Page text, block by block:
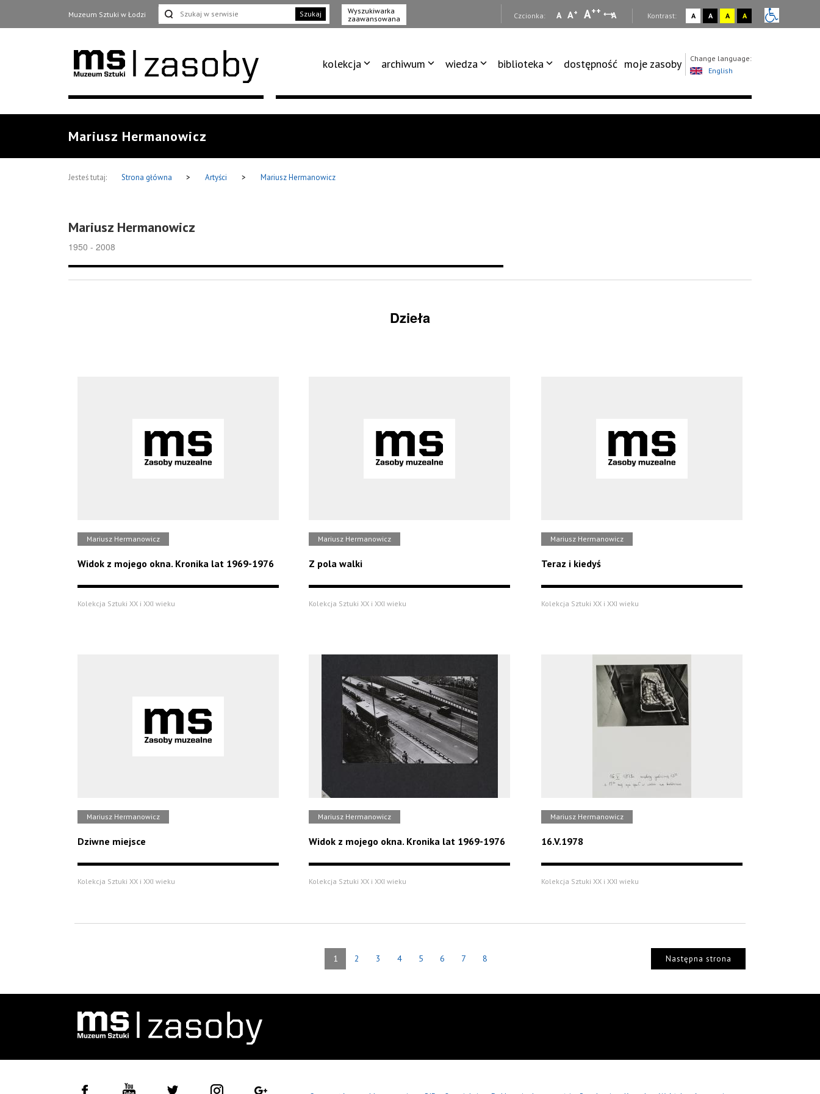
Muzeum Sztuki w Łodzi Szukaj
Wyszukiwarka
zaawansowana
Czcionka: A A+ A++ A Kontrast: A A A A
kolekcja archiwum wiedza biblioteka dostępność moje zasoby
Change language:
English
Mariusz Hermanowicz
Jesteś tutaj: Strona główna > Artyści > Mariusz Hermanowicz
Mariusz Hermanowicz
1950 - 2008
Dzieła
Mariusz Hermanowicz
Widok z mojego okna. Kronika lat 1969-1976
Kolekcja Sztuki XX i XXI wieku
Mariusz Hermanowicz
Z pola walki
Kolekcja Sztuki XX i XXI wieku
Mariusz Hermanowicz
Teraz i kiedyś
Kolekcja Sztuki XX i XXI wieku
Mariusz Hermanowicz
Dziwne miejsce
Kolekcja Sztuki XX i XXI wieku
Mariusz Hermanowicz
Widok z mojego okna. Kronika lat 1969-1976
Kolekcja Sztuki XX i XXI wieku
Mariusz Hermanowicz
16.V.1978
Kolekcja Sztuki XX i XXI wieku
1 2 3 4 5 6 7 8 Następna strona